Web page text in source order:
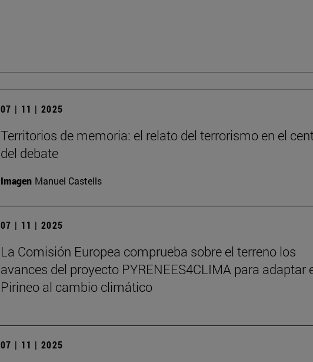
07 | 11 | 2025
Territorios de memoria: el relato del terrorismo en el
del debate
Imagen Manuel Castells
07 | 11 | 2025
La Comisión Europea comprueba sobre el terreno los
avances del proyecto PYRENEES4CLIMA para adaptar
Pirineo al cambio climático
07 | 11 | 2025